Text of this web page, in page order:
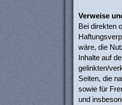
Verweise
Bei direkten
wäre, die
Inhalte auf
gelinkten/
Seiten, die
sowie für
und